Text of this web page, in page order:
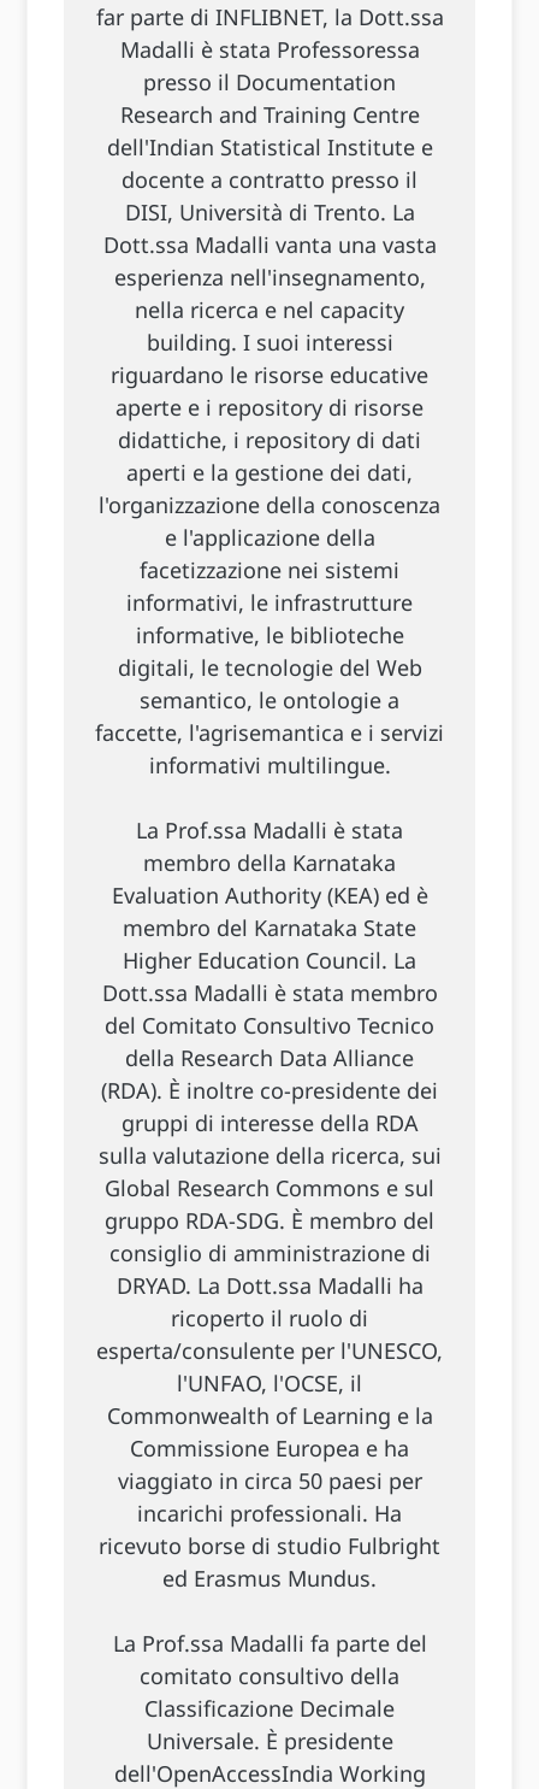
far parte di INFLIBNET, la Dott.ssa
Madalli è stata Professoressa
presso il Documentation
Research and Training Centre
dell'Indian Statistical Institute e
docente a contratto presso il
DISI, Università di Trento. La
Dott.ssa Madalli vanta una vasta
esperienza nell'insegnamento,
nella ricerca e nel capacity
building. I suoi interessi
riguardano le risorse educative
aperte e i repository di risorse
didattiche, i repository di dati
aperti e la gestione dei dati,
l'organizzazione della conoscenza
e l'applicazione della
facetizzazione nei sistemi
informativi, le infrastrutture
informative, le biblioteche
digitali, le tecnologie del Web
semantico, le ontologie a
faccette, l'agrisemantica e i servizi
informativi multilingue.
La Prof.ssa Madalli è stata
membro della Karnataka
Evaluation Authority (KEA) ed è
membro del Karnataka State
Higher Education Council. La
Dott.ssa Madalli è stata membro
del Comitato Consultivo Tecnico
della Research Data Alliance
(RDA). È inoltre co-presidente dei
gruppi di interesse della RDA
sulla valutazione della ricerca, sui
Global Research Commons e sul
gruppo RDA-SDG. È membro del
consiglio di amministrazione di
DRYAD. La Dott.ssa Madalli ha
ricoperto il ruolo di
esperta/consulente per l'UNESCO,
l'UNFAO, l'OCSE, il
Commonwealth of Learning e la
Commissione Europea e ha
viaggiato in circa 50 paesi per
incarichi professionali. Ha
ricevuto borse di studio Fulbright
ed Erasmus Mundus.
La Prof.ssa Madalli fa parte del
comitato consultivo della
Classificazione Decimale
Universale. È presidente
dell'OpenAccessIndia Working